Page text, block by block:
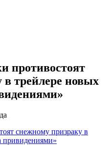
противостоят
трейлере новых
снежному призраку в
привидениями»